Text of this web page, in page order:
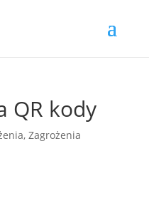
QR kody
, Zagrożenia